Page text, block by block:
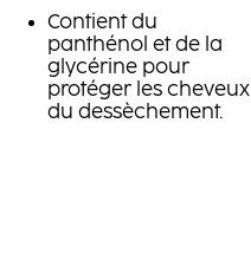
Contient du
panthénol et de la
glycérine pour
protéger les cheveux
du dessèchement.